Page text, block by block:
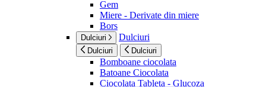
Gem
Miere - Derivate din miere
Bors
Dulciuri Dulciuri
Dulciuri Dulciuri
Bomboane ciocolata
Batoane Ciocolata
Ciocolata Tableta - Glucoza